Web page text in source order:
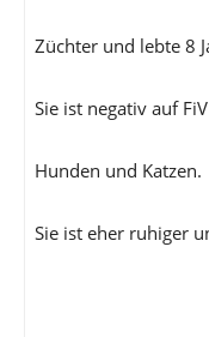
Züchter und lebte 8
Sie ist negativ auf
Hunden und Katzen.
Sie ist eher ruhiger